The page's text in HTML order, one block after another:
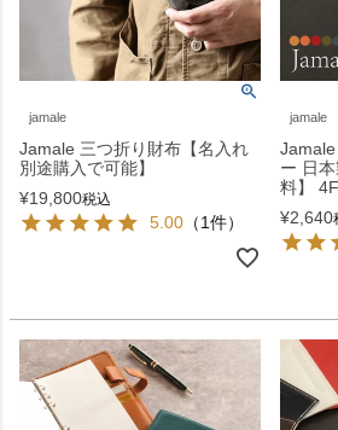
jamale
Jamale 三つ折り財布【名入れ
別途購入で可能】
¥19,800税込
5.00 （1件）
jamale
ー 日
料】
¥2,640